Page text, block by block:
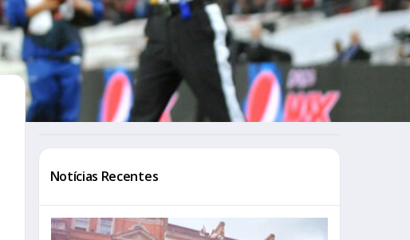
Notícias Recentes